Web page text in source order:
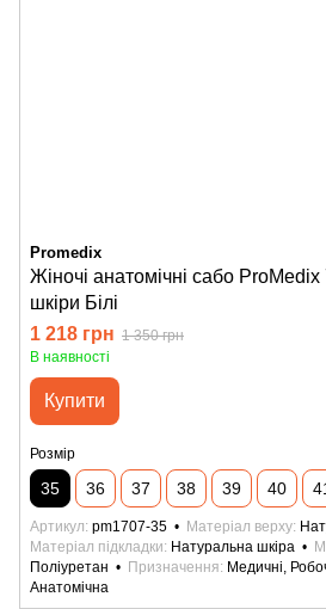
Promedix
Жіночі анатомічні сабо ProMedix
шкіри Білі
1 218 грн 1 350 грн
В наявності
Купити
Розмір
35 36 37 38 39 40
Артикул pm1707-35 Матеріал верху
Матеріал підкладки
Натуральна шкіра
Поліуретан
Призначення Медичні,
Анатомічна